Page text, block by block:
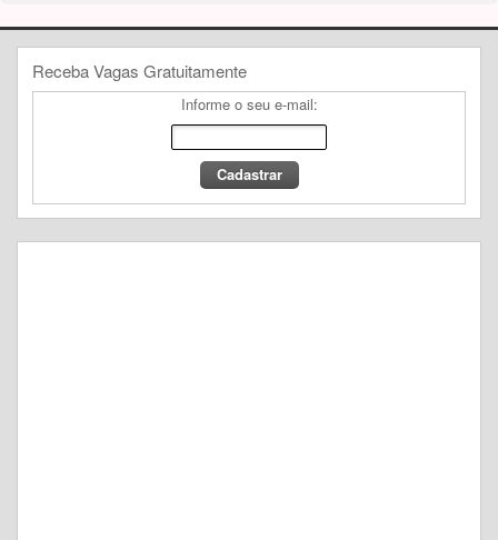
Receba Vagas Gratuitamente
Informe o seu e-mail: